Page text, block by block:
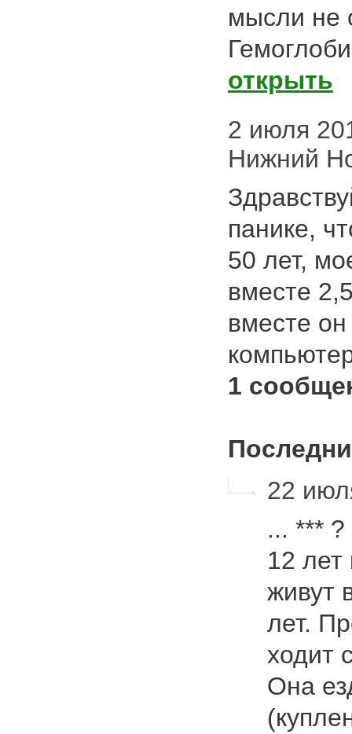
мысли не
открыть
2 июля
Нижний
панике,
50 лет,
вместе
вместе он
1
22
... ***
12 лет
живут
лет.
ходит
Она